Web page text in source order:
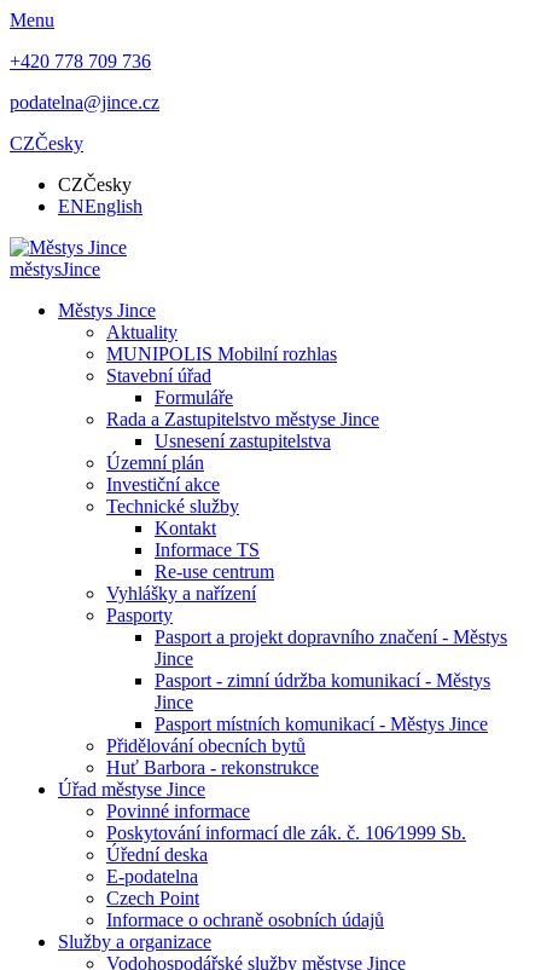
Menu
+420 778 709 736
podatelna@jince.cz
CZČesky
CZČesky
ENEnglish
městysJince
Městys Jince
Aktuality
MUNIPOLIS Mobilní rozhlas
Stavební úřad
Formuláře
Rada a Zastupitelstvo městyse Jince
Usnesení zastupitelstva
Územní plán
Investiční akce
Technické služby
Kontakt
Informace TS
Re-use centrum
Vyhlášky a nařízení
Pasporty
Pasport a projekt dopravního značení - Městys
Jince
Pasport - zimní údržba komunikací - Městys
Jince
Pasport místních komunikací - Městys Jince
Přidělování obecních bytů
Huť Barbora - rekonstrukce
Úřad městyse Jince
Povinné informace
Poskytování informací dle zák. č. 106⁄1999 Sb.
Úřední deska
E-podatelna
Czech Point
Informace o ochraně osobních údajů
Služby a organizace
Vodohospodářské služby městyse Jince